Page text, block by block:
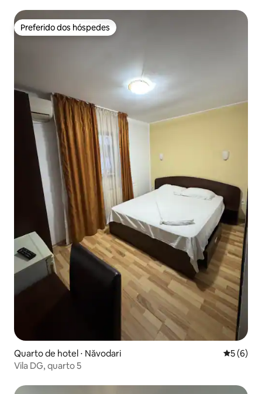
Preferido dos hóspedes
Preferido dos hóspedes
Quarto de hotel ⋅ Năvodari 5 de
5 (6)
Vila DG, quarto 5